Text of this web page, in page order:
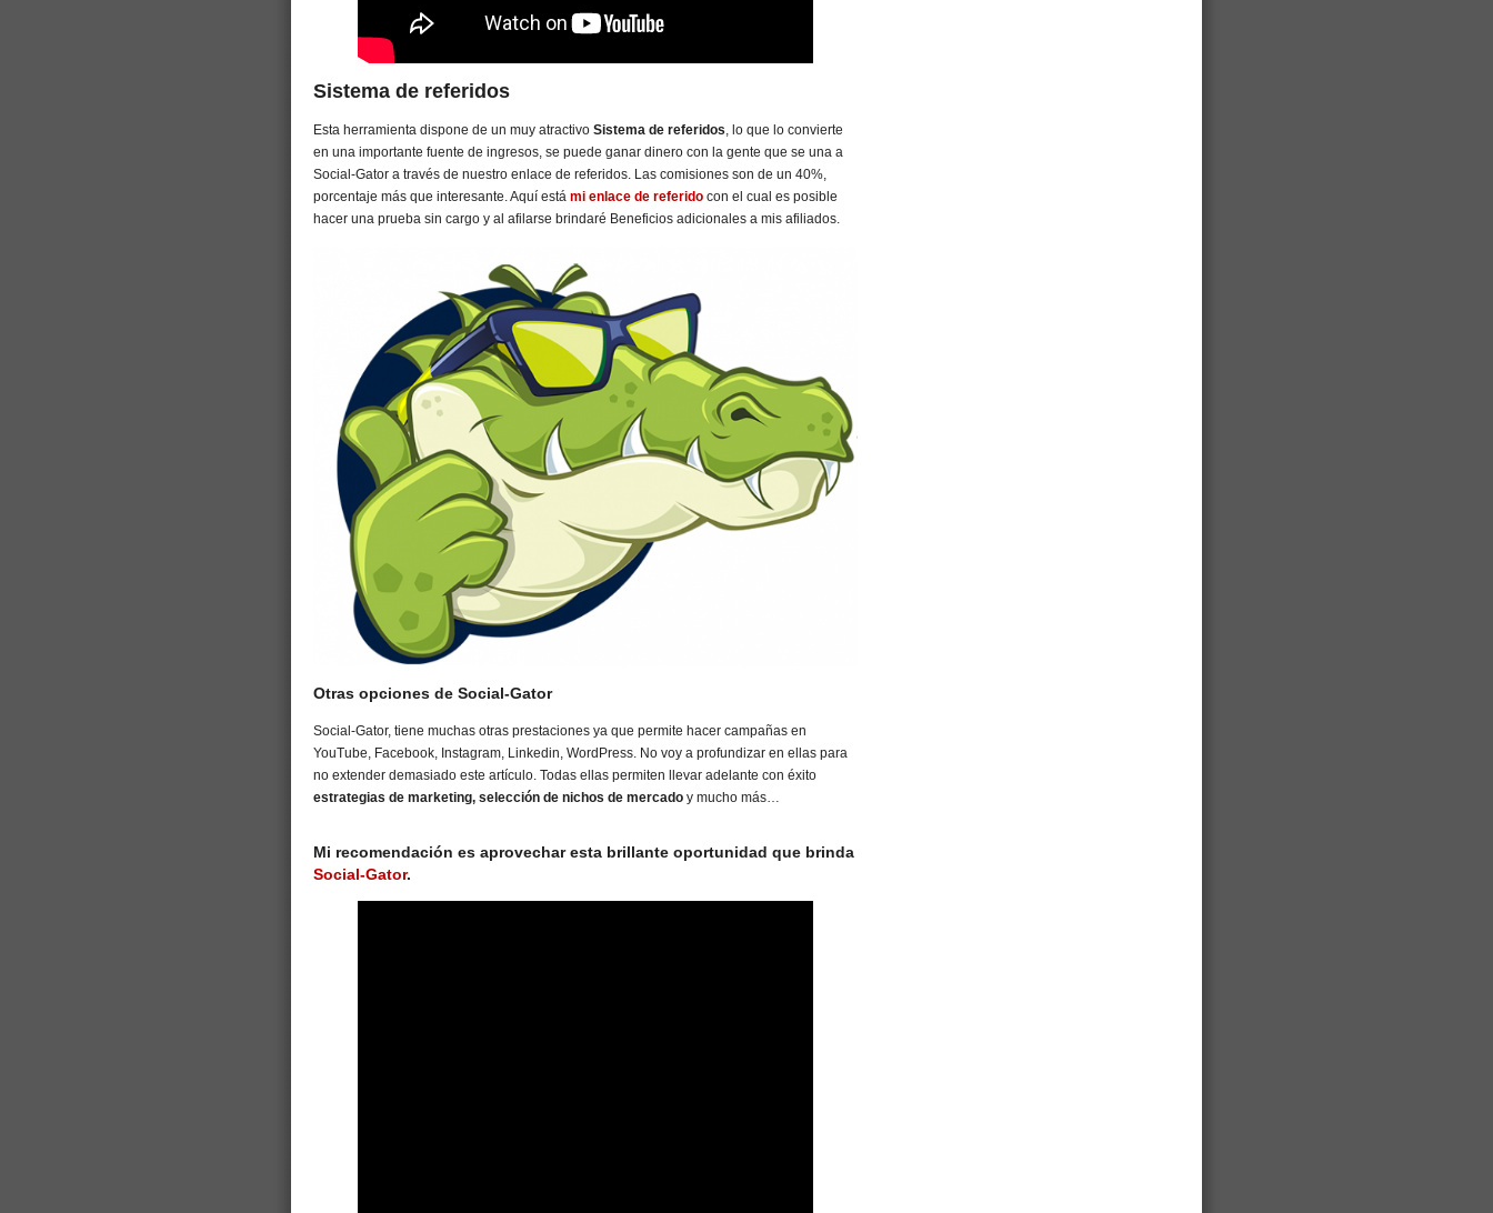
Sistema de referidos
Esta herramienta dispone de un muy atractivo Sistema de referidos, lo que lo convierte
en una importante fuente de ingresos, se puede ganar dinero con la gente que se una a
Social-Gator a través de nuestro enlace de referidos. Las comisiones son de un 40%,
porcentaje más que interesante. Aquí está mi enlace de referido con el cual es posible
hacer una prueba sin cargo y al afilarse brindaré Beneficios adicionales a mis afiliados.
Otras opciones de Social-Gator
Social-Gator, tiene muchas otras prestaciones ya que permite hacer campañas en
YouTube, Facebook, Instagram, Linkedin, WordPress. No voy a profundizar en ellas para
no extender demasiado este artículo. Todas ellas permiten llevar adelante con éxito
estrategias de marketing, selección de nichos de mercado y mucho más…
Mi recomendación es aprovechar esta brillante oportunidad que brinda
Social-Gator.